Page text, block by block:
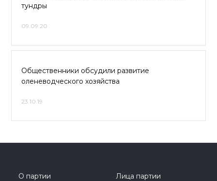
тундры
09.09.20
Общественники обсудили развитие
оленеводческого хозяйства
23.10.19
О партии
Лица партии